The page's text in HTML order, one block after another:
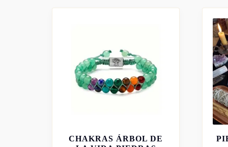
CHAKRAS ÁRBOL DE